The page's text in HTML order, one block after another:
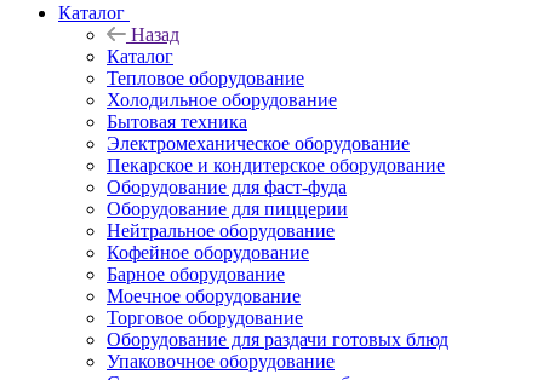
Каталог
Назад
Каталог
Тепловое оборудование
Холодильное оборудование
Бытовая техника
Электромеханическое оборудование
Пекарское и кондитерское оборудование
Оборудование для фаст-фуда
Оборудование для пиццерии
Нейтральное оборудование
Кофейное оборудование
Барное оборудование
Моечное оборудование
Торговое оборудование
Оборудование для раздачи готовых блюд
Упаковочное оборудование